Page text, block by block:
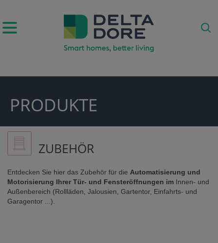
PRODUKTE
ZUBEHÖR
Entdecken Sie hier das Zubehör für die Automatisierung und
Motorisierung Ihrer Tür- und Fensteröffnungen im Innen- und
Außenbereich (Rollläden, Jalousien, Gartentor, Einfahrts- und
Garagentor ...).